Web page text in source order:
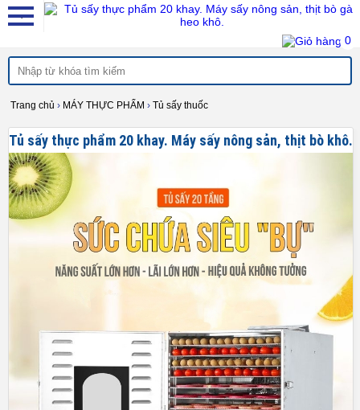
0
Trang chủ › MÁY THỰC PHẨM › Tủ sấy thuốc
Tủ sấy thực phẩm 20 khay. Máy sấy nông sản, thịt bò khô.